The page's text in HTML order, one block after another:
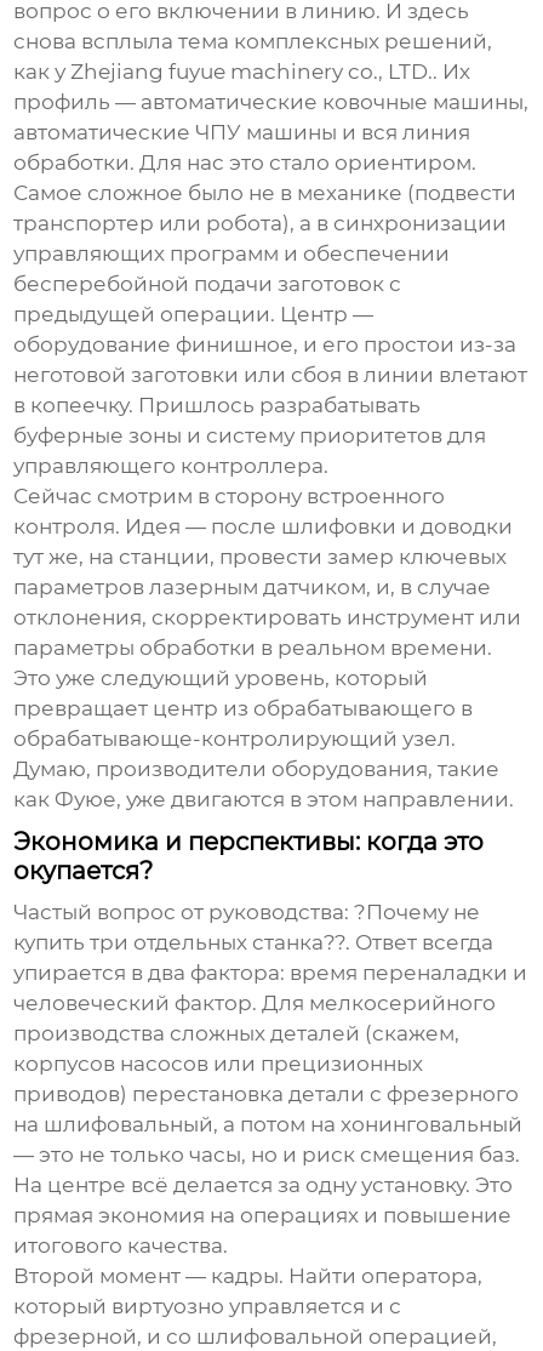
вопрос о его включении в линию. И здесь
снова всплыла тема комплексных решений,
как уZhejiang fuyue machinery co., LTD.. Их
профиль — автоматические ковочные машины,
автоматические ЧПУ машины и вся линия
обработки. Для нас это стало ориентиром.
Самое сложное было не в механике (подвести
транспортер или робота), а в синхронизации
управляющих программ и обеспечении
бесперебойной подачи заготовок с
предыдущей операции. Центр —
оборудование финишное, и его простои из-за
неготовой заготовки или сбоя в линии влетают
в копеечку. Пришлось разрабатывать
буферные зоны и систему приоритетов для
управляющего контроллера.
Сейчас смотрим в сторону встроенного
контроля. Идея — после шлифовки и доводки
тут же, на станции, провести замер ключевых
параметров лазерным датчиком, и, в случае
отклонения, скорректировать инструмент или
параметры обработки в реальном времени.
Это уже следующий уровень, который
превращает центр из обрабатывающего в
обрабатывающе-контролирующий узел.
Думаю, производители оборудования, такие
как Фуюе, уже двигаются в этом направлении.
Экономика и перспективы: когда это
окупается?
Частый вопрос от руководства: ?Почему не
купить три отдельных станка??. Ответ всегда
упирается в два фактора: время переналадки и
человеческий фактор. Для мелкосерийного
производства сложных деталей (скажем,
корпусов насосов или прецизионных
приводов) перестановка детали с фрезерного
на шлифовальный, а потом на хонинговальный
— это не только часы, но и риск смещения баз.
На центре всё делается за одну установку. Это
прямая экономия на операциях и повышение
итогового качества.
Второй момент — кадры. Найти оператора,
который виртуозно управляется и с
фрезерной, и со шлифовальной операцией,